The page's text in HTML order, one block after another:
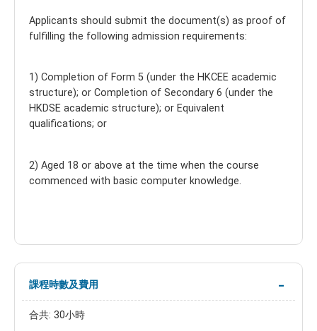
Applicants should submit the document(s) as proof of
fulfilling the following admission requirements:
1) Completion of Form 5 (under the HKCEE academic
structure); or Completion of Secondary 6 (under the
HKDSE academic structure); or Equivalent
qualifications; or
2) Aged 18 or above at the time when the course
commenced with basic computer knowledge.
課程時數及費用
合共: 30小時